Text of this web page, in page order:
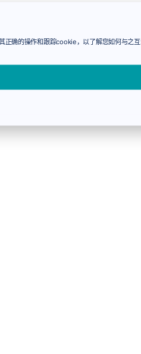
正确的操作和跟踪cookie，以了解您如何与之